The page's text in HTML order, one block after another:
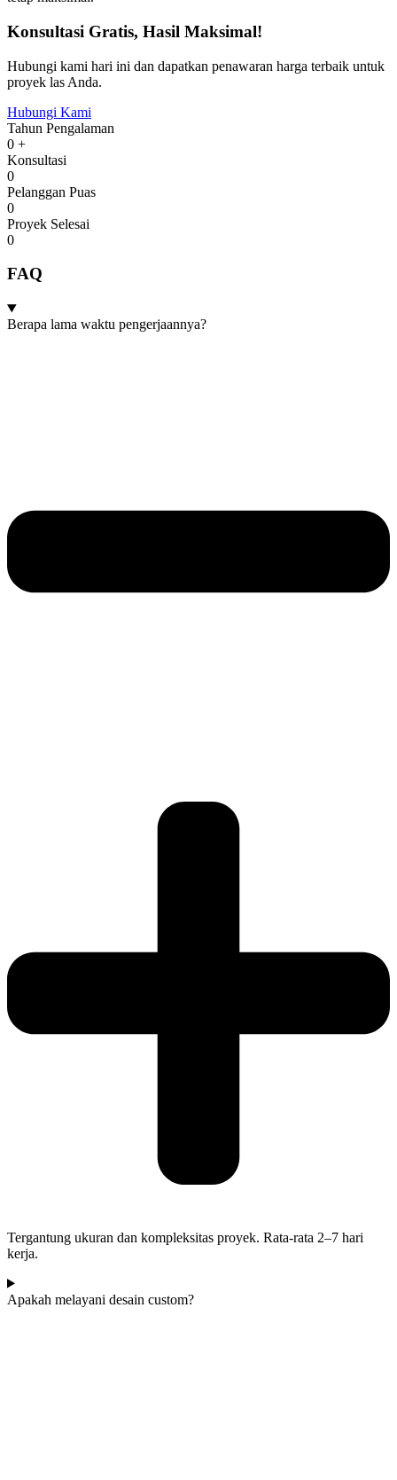
Konsultasi Gratis, Hasil Maksimal!
Hubungi kami hari ini dan dapatkan penawaran harga terbaik untuk
proyek las Anda.
Hubungi Kami
Tahun Pengalaman
0 +
Konsultasi
0
Pelanggan Puas
0
Proyek Selesai
0
FAQ
Berapa lama waktu pengerjaannya?
Tergantung ukuran dan kompleksitas proyek. Rata-rata 2–7 hari
kerja.
Apakah melayani desain custom?